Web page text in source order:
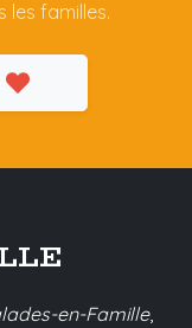
les familles.
en-Famille,